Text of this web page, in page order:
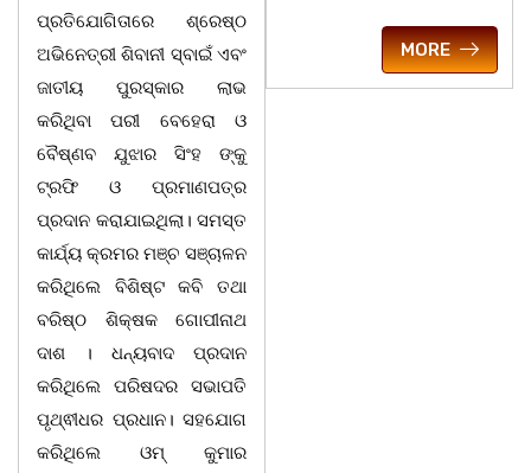
ପ୍ରତିଯୋଗିତାରେ ଶ୍ରେଷ୍ଠ
ଅଭିନେତ୍ରୀ ଶିବାନୀ ସ୍ବାଇଁ ଏବଂ
ଜାତୀୟ ପୁରସ୍କାର ଲାଭ
କରିଥିବା ପରୀ ବେହେରା ଓ
ବୈଷ୍ଣବ ଯୁଝାର ସିଂହ ଙ୍କୁ
ଟ୍ରଫି ଓ ପ୍ରମାଣପତ୍ର
ପ୍ରଦାନ କରାଯାଇଥିଲା। ସମସ୍ତ
କାର୍ଯ୍ୟ କ୍ରମର ମଞ୍ଚ ସଞ୍ଚାଳନ
କରିଥିଲେ ବିଶିଷ୍ଟ କବି ତଥା
ବରିଷ୍ଠ ଶିକ୍ଷକ ଗୋପୀନାଥ
ଦାଶ । ଧନ୍ୟବାଦ ପ୍ରଦାନ
କରିଥିଲେ ପରିଷଦର ସଭାପତି
ପୃଥ୍ଵୀଧର ପ୍ରଧାନ। ସହଯୋଗ
କରିଥିଲେ ଓମ୍ କୁମାର
MORE